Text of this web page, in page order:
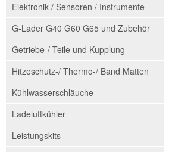
Elektronik / Sensoren / Instrumente
G-Lader G40 G60 G65 und Zubehör
Getriebe-/ Teile und Kupplung
Hitzeschutz-/ Thermo-/ Band Matten
Kühlwasserschläuche
Ladeluftkühler
Leistungskits